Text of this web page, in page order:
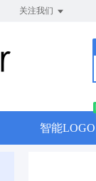
关注我们
智能LOGO